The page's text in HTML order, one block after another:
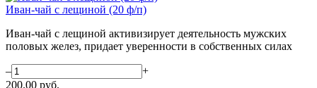
Иван-чай с лещиной (20 ф/п)
Иван-чай с лещиной активизирует деятельность мужских
половых желез, придает уверенности в собственных силах
–
+
200.00 руб.